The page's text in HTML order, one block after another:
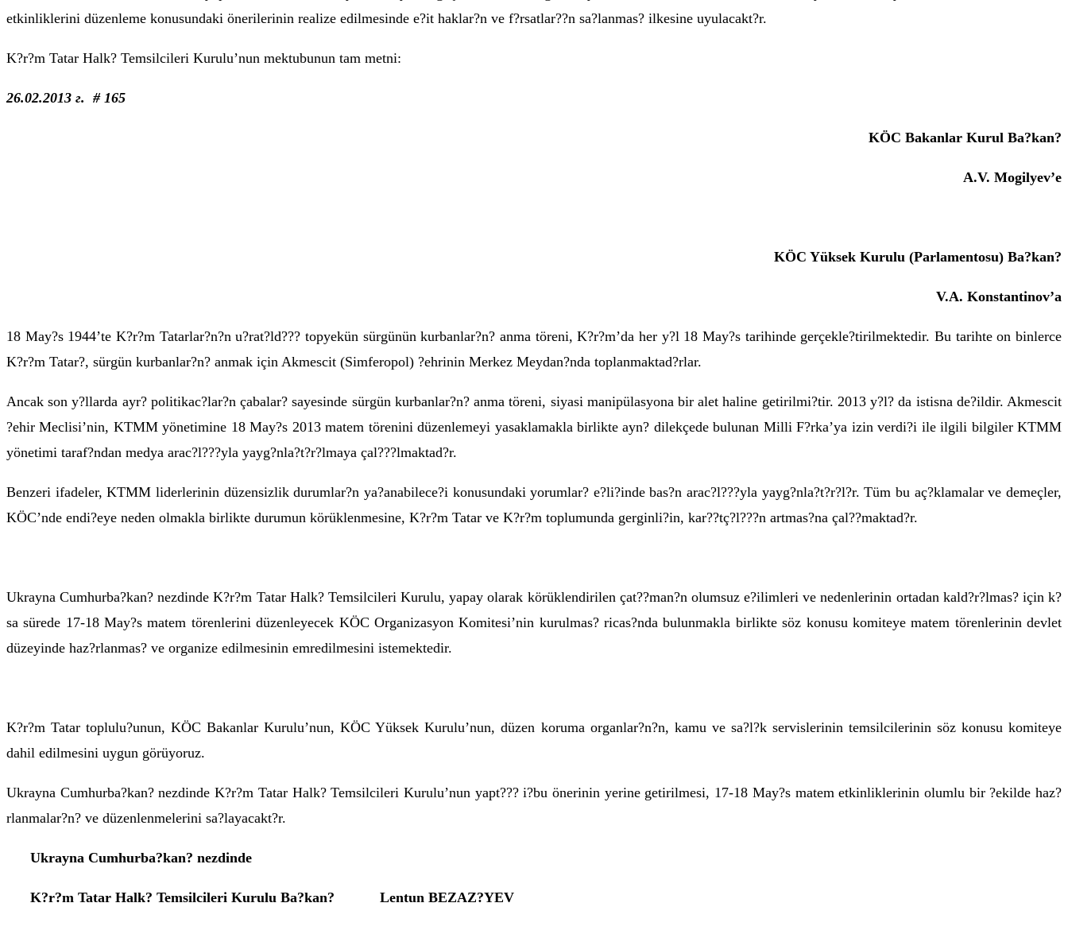
etkinliklerini düzenleme konusundaki önerilerinin realize edilmesinde e?it haklar?n ve f?rsatlar??n sa?lanmas? ilkesine uyulacakt?r.
K?r?m Tatar Halk? Temsilcileri Kurulu’nun mektubunun tam metni:
26.02.2013 г. # 165
KÖC Bakanlar Kurul Ba?kan?
A.V. Mogilyev’e
KÖC Yüksek Kurulu (Parlamentosu) Ba?kan?
V.A. Konstantinov’a
18 May?s 1944’te K?r?m Tatarlar?n?n u?rat?ld??? topyekün sürgünün kurbanlar?n? anma töreni, K?r?m’da her y?l 18 May?s tarihinde gerçekle?tirilmektedir. Bu tarihte on binlerce
K?r?m Tatar?, sürgün kurbanlar?n? anmak için Akmescit (Simferopol) ?ehrinin Merkez Meydan?nda toplanmaktad?rlar.
Ancak son y?llarda ayr? politikac?lar?n çabalar? sayesinde sürgün kurbanlar?n? anma töreni, siyasi manipülasyona bir alet haline getirilmi?tir. 2013 y?l? da istisna de?ildir. Akmescit
?ehir Meclisi’nin, KTMM yönetimine 18 May?s 2013 matem törenini düzenlemeyi yasaklamakla birlikte ayn? dilekçede bulunan Milli F?rka’ya izin verdi?i ile ilgili bilgiler KTMM
yönetimi taraf?ndan medya arac?l???yla yayg?nla?t?r?lmaya çal???lmaktad?r.
Benzeri ifadeler, KTMM liderlerinin düzensizlik durumlar?n ya?anabilece?i konusundaki yorumlar? e?li?inde bas?n arac?l???yla yayg?nla?t?r?l?r. Tüm bu aç?klamalar ve demeçler,
KÖC’nde endi?eye neden olmakla birlikte durumun körüklenmesine, K?r?m Tatar ve K?r?m toplumunda gerginli?in, kar??tç?l???n artmas?na çal??maktad?r.
Ukrayna Cumhurba?kan? nezdinde K?r?m Tatar Halk? Temsilcileri Kurulu, yapay olarak körüklendirilen çat??man?n olumsuz e?ilimleri ve nedenlerinin ortadan kald?r?lmas? için k?
sa sürede 17-18 May?s matem törenlerini düzenleyecek KÖC Organizasyon Komitesi’nin kurulmas? ricas?nda bulunmakla birlikte söz konusu komiteye matem törenlerinin devlet
düzeyinde haz?rlanmas? ve organize edilmesinin emredilmesini istemektedir.
K?r?m Tatar toplulu?unun, KÖC Bakanlar Kurulu’nun, KÖC Yüksek Kurulu’nun, düzen koruma organlar?n?n, kamu ve sa?l?k servislerinin temsilcilerinin söz konusu komiteye
dahil edilmesini uygun görüyoruz.
Ukrayna Cumhurba?kan? nezdinde K?r?m Tatar Halk? Temsilcileri Kurulu’nun yapt??? i?bu önerinin yerine getirilmesi, 17-18 May?s matem etkinliklerinin olumlu bir ?ekilde haz?
rlanmalar?n? ve düzenlenmelerini sa?layacakt?r.
Ukrayna Cumhurba?kan? nezdinde
K?r?m Tatar Halk? Temsilcileri Kurulu Ba?kan? Lentun BEZAZ?YEV